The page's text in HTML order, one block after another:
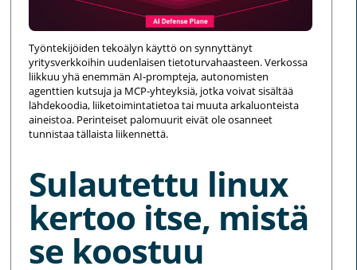
Työntekijöiden tekoälyn käyttö on synnyttänyt
yritysverkkoihin uudenlaisen tietoturvahaasteen. Verkossa
liikkuu yhä enemmän AI-prompteja, autonomisten
agenttien kutsuja ja MCP-yhteyksiä, jotka voivat sisältää
lähdekoodia, liiketoimintatietoa tai muuta arkaluonteista
aineistoa. Perinteiset palomuurit eivät ole osanneet
tunnistaa tällaista liikennettä.
Sulautettu linux
kertoo itse, mistä
se koostuu